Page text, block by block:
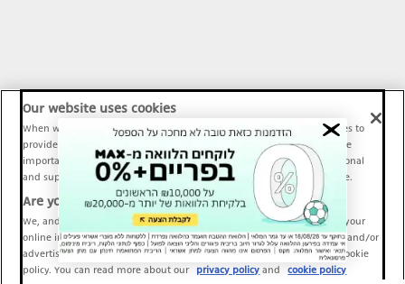
Our website uses cookies
When we provide Maariv, TMI and Sport1 content online, we use cookies to
provide social media features and to analyze our traffic. These tools are
important and necessary for our website functionality. Others are optional
and support Maariv, TMI and Sport1 activity and your online experience.
Are you happy to accept cookies?
We, and our partners, use information about your use of our site and your
online interactions to improve our services and to personalize content and/or
advertising for you. You can read more about our privacy policy and cookie
policy. You can read more about our
privacy policy and cookie policy